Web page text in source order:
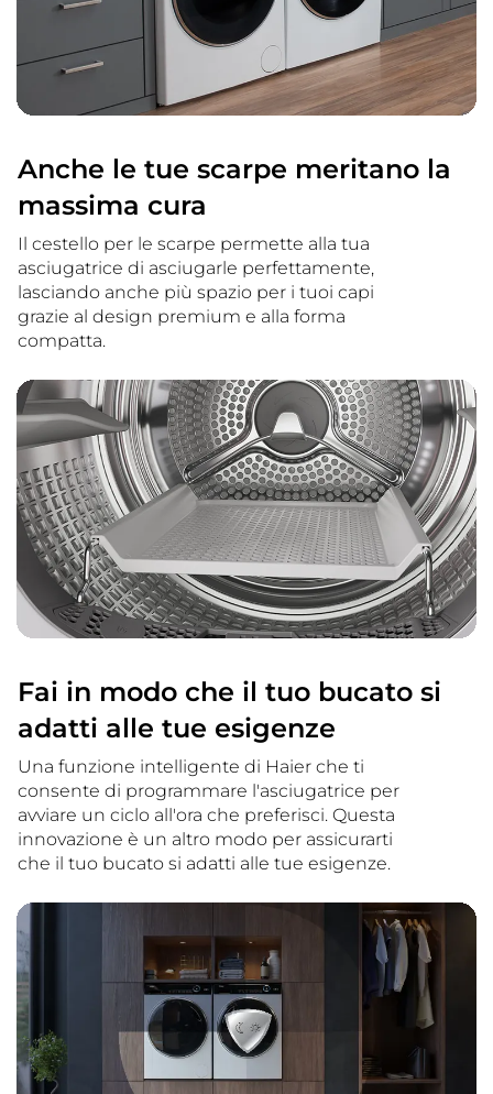
Anche le tue scarpe meritano la
massima cura
Il cestello per le scarpe permette alla tua
asciugatrice di asciugarle perfettamente,
lasciando anche più spazio per i tuoi capi
grazie al design premium e alla forma
compatta.
Fai in modo che il tuo bucato si
adatti alle tue esigenze
Una funzione intelligente di Haier che ti
consente di programmare l'asciugatrice per
avviare un ciclo all'ora che preferisci. Questa
innovazione è un altro modo per assicurarti
che il tuo bucato si adatti alle tue esigenze.